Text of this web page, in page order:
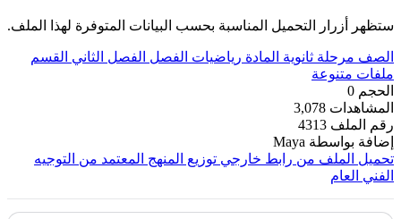
ستظهر أزرار التحميل المناسبة بحسب البيانات المتوفرة لهذا الملف.
الصف مرحلة ثانوية المادة رياضيات الفصل الفصل الثاني
القسم
ملفات متنوعة
الحجم 0
المشاهدات 3,078
رقم الملف 4313
إضافة بواسطة Maya
تحميل الملف من رابط خارجي توزيع المنهج المعتمد من التوجيه
الفني العام